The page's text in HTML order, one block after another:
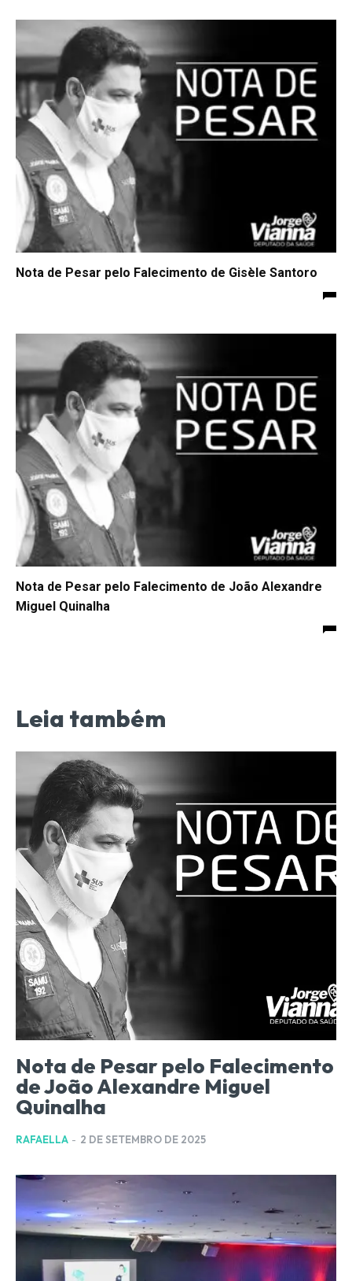
Nota de Pesar pelo Falecimento de Gisèle Santoro
Nota de Pesar pelo Falecimento de João Alexandre
Miguel Quinalha
Leia também
Nota de Pesar pelo Falecimento
de João Alexandre Miguel
Quinalha
RAFAELLA - 2 DE SETEMBRO DE 2025